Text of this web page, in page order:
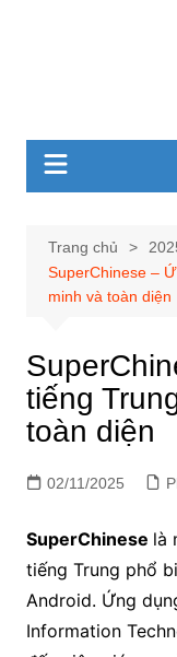
Trang chủ
SuperChinese –
minh và toàn diện
tiếng
toàn diện
02/11/2025
SuperChinese là
tiếng Trung phổ
Android. Ứng
Information